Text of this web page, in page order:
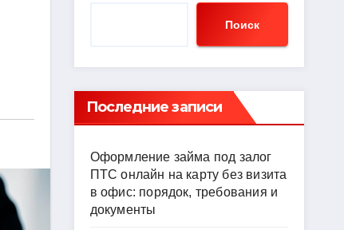
Поиск
Последние записи
Оформление займа под залог
ПТС онлайн на карту без визита
в офис: порядок, требования и
документы